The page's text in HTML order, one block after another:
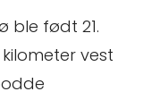
ble født 21.
kilometer vest